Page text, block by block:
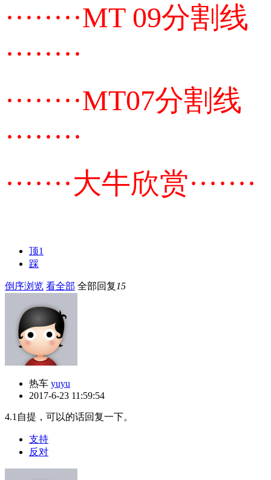
········MT 09分割线
········
········MT07分割线
········
·······大牛欣赏·······
顶1
踩
倒序浏览 看全部 全部回复 15
热车 yuyu
2017-6-23 11:59:54
4.1自提，可以的话回复一下。
支持
反对